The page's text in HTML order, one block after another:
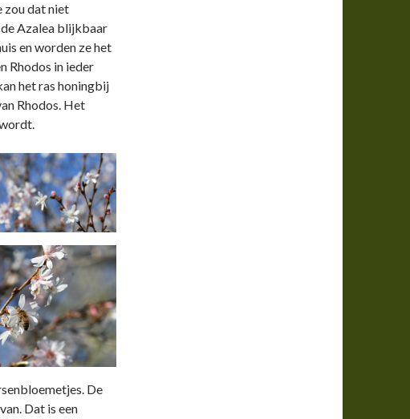
zou dat niet
Azalea blijkbaar
en worden ze het
Rhodos in ieder
het ras honingbij
Rhodos. Het
De
Dat is een